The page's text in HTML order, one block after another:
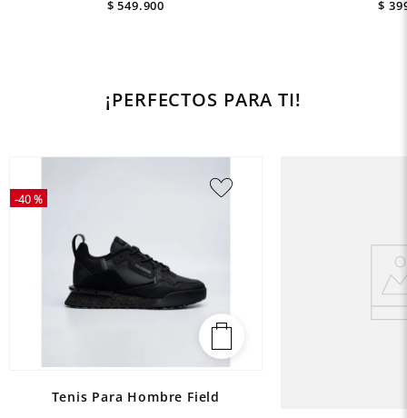
$ 549.900 $
¡PERFECTOS PARA TI!
-40 %
Tenis Para Hombre Field